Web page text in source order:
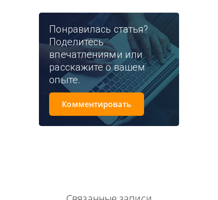
Понравилась статья?
Поделитесь
впечатлениями или
расскажите о вашем
опыте.
Комментировать